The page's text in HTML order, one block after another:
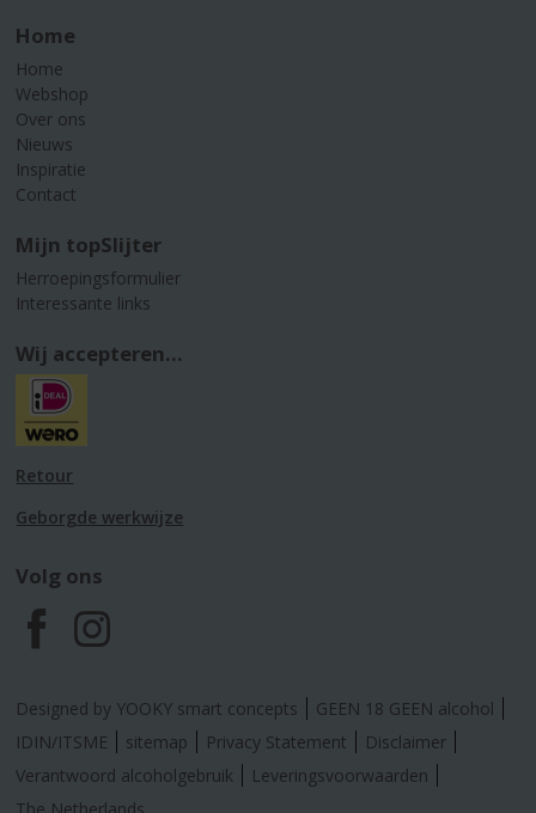
Home
Home
Webshop
Over ons
Nieuws
Inspiratie
Contact
Mijn topSlijter
Herroepingsformulier
Interessante links
Wij accepteren...
Retour
Geborgde werkwijze
Volg ons
F
a
c
I
n
s
Designed by YOOKY smart concepts
GEEN 18 GEEN alcohol
IDIN/ITSME
sitemap Privacy Statement
Disclaimer
Verantwoord alcoholgebruik
Leveringsvoorwaarden